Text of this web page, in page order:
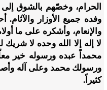
الحرام، وخصّهم بالشوق
وفده جميع الأوزار
والإنعام، وأشكره على ما
لا إله إلا الله وحده لا
محمداً عبده ورسوله خير
ورسولك محمد وعلى آله
كثيراً.